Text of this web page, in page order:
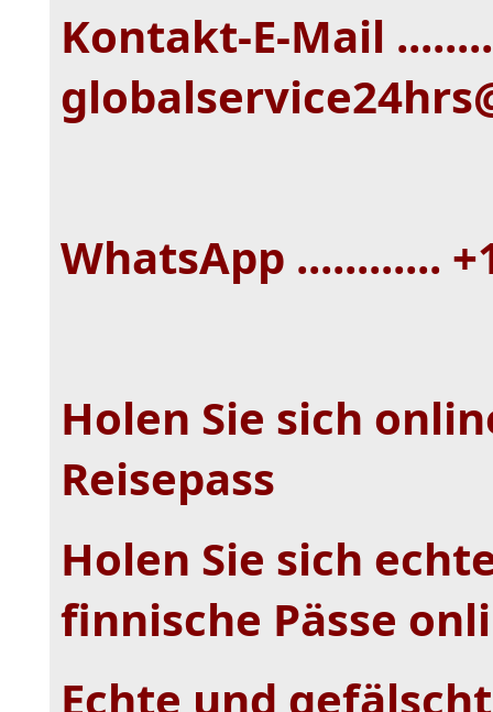
Kontakt-E-Mail ........
WhatsApp ............
Holen Sie sich
Reisepass
Holen Sie sich
finnische Pässe
Echte und